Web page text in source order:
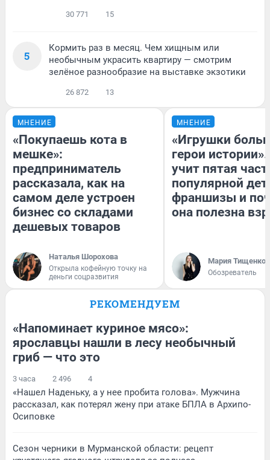
30 771 15
5
Кормить раз в месяц. Чем хищным или
необычным украсить квартиру — смотрим
зелёное разнообразие на выставке экзотики
26 872 13
МНЕНИЕ
«Покупаешь кота в
мешке»:
предприниматель
рассказала, как на
самом деле устроен
бизнес со складами
дешевых товаров
Наталья Шорохова
Открыла кофейную точку на
деньги соцразвития
МНЕНИЕ
«Игрушки
герои
учит пятая
популярной
франшизы и
она полезна
Мария Тищенко
Обозреватель
РЕКОМЕНДУЕМ
«Напоминает куриное мясо»:
ярославцы нашли в лесу необычный
гриб — что это
3 часа 2 496 4
«Нашел Наденьку, а у нее пробита голова». Мужчина
рассказал, как потерял жену при атаке БПЛА в Архипо-
Осиповке
Сезон черники в Мурманской области: рецепт